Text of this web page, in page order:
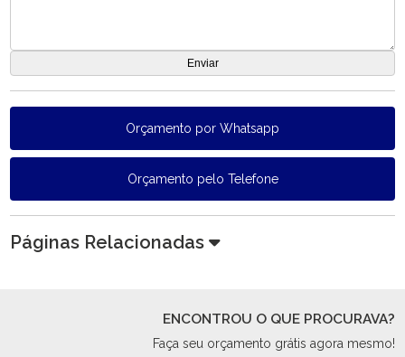
Orçamento por Whatsapp
Orçamento pelo Telefone
Páginas Relacionadas
ENCONTROU O QUE PROCURAVA?
Faça seu orçamento grátis agora mesmo!